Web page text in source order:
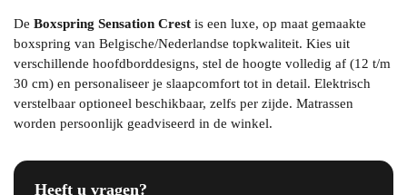
De Boxspring Sensation Crest is een luxe, op maat gemaakte
boxspring van Belgische/Nederlandse topkwaliteit. Kies uit
verschillende hoofdborddesigns, stel de hoogte volledig af (12 t/m
30 cm) en personaliseer je slaapcomfort tot in detail. Elektrisch
verstelbaar optioneel beschikbaar, zelfs per zijde. Matrassen
worden persoonlijk geadviseerd in de winkel.
Heeft u vragen?